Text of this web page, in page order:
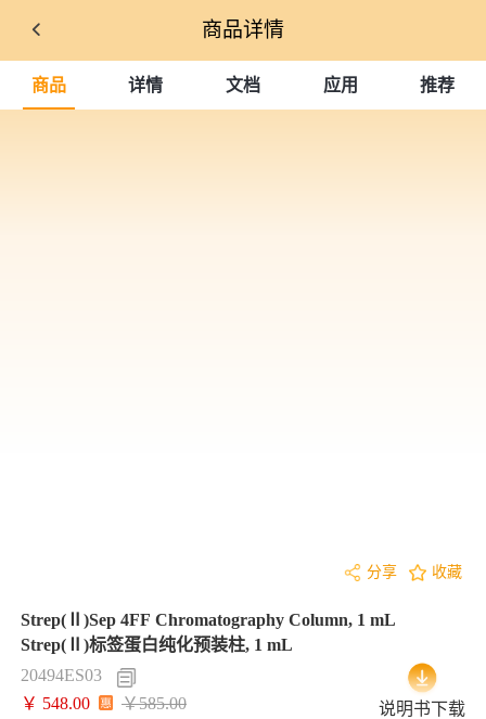
商品详情
商品 详情 文档 应用 推荐
分享 收藏
Strep(Ⅱ)Sep 4FF Chromatography Column, 1 mL
Strep(Ⅱ)标签蛋白纯化预装柱, 1 mL
20494ES03
￥ 548.00
￥585.00 说明书下载